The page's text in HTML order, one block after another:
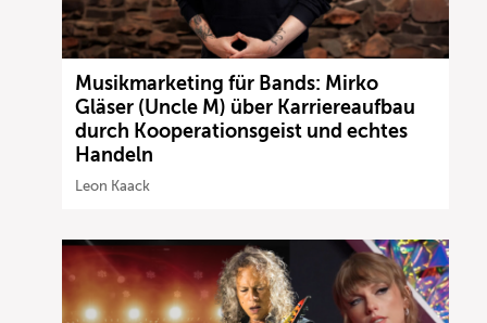
Musikmarketing für Bands: Mirko
Gläser (Uncle M) über Karriereaufbau
durch Kooperationsgeist und echtes
Handeln
Leon Kaack